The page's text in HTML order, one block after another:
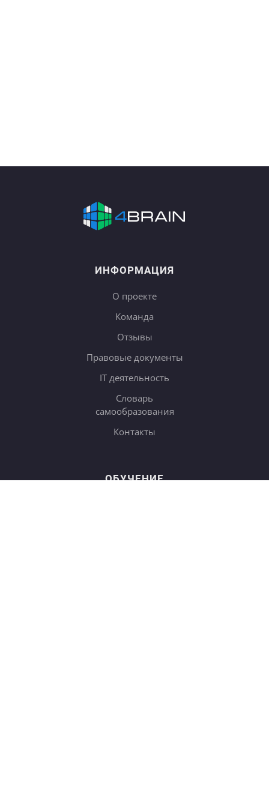
ИНФОРМАЦИЯ
О проекте
Команда
Отзывы
Правовые документы
IT деятельность
Словарь
самообразования
Контакты
ОБУЧЕНИЕ